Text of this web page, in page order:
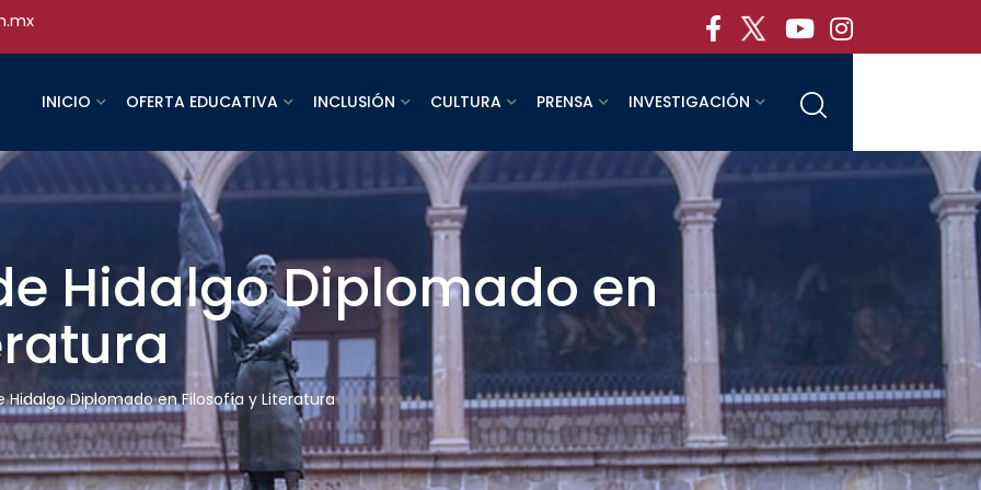
INICIO OFERTA EDUCATIVA INCLUSIÓN CULTURA PRENSA INVESTIGACIÓN
Hidalgo Diplomado en
Hidalgo Diplomado en Filosofía y Literatura